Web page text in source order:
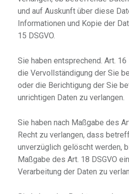
und auf Auskunft über diese
Informationen und Kopie der
15 DSGVO.
Sie haben entsprechend. Art. 16
die Vervollständigung der Sie
oder die Berichtigung der Sie
unrichtigen Daten zu verlangen.
Sie haben nach Maßgabe des
Recht zu verlangen, dass
unverzüglich gelöscht werden,
Maßgabe des Art. 18 DSGVO
Verarbeitung der Daten zu